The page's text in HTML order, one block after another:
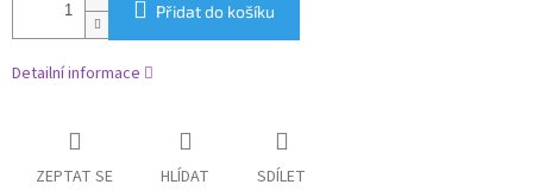
Přidat do košíku
Detailní informace
ZEPTAT SE HLÍDAT SDÍLET